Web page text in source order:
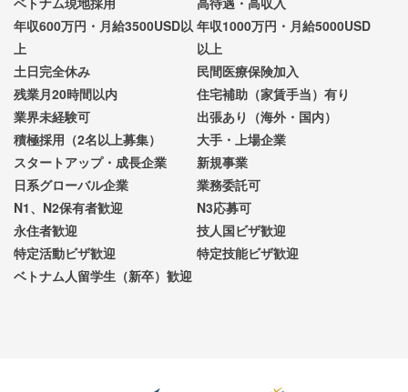
年収600万円・月給3500USD以
上
年収1000万円・月給5000USD
以上
土日完全休み
民間医療保険加入
残業月20時間以内
住宅補助（家賃手当）有り
業界未経験可
出張あり（海外・国内）
積極採用（2名以上募集）
大手・上場企業
スタートアップ・成長企業
新規事業
日系グローバル企業
業務委託可
N1、N2保有者歓迎
N3応募可
永住者歓迎
技人国ビザ歓迎
特定活動ビザ歓迎
特定技能ビザ歓迎
ベトナム人留学生（新卒）歓迎